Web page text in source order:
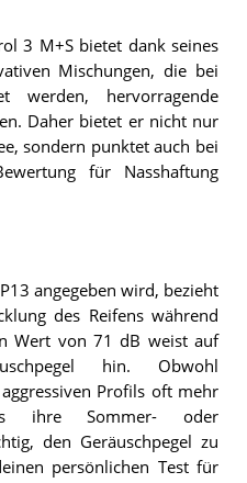
3 M+S bietet dank seines
Mischungen, die bei
werden, hervorragende
Daher bietet er nicht nur
sondern punktet auch bei
für Nasshaftung
angegeben wird, bezieht
des Reifens während
Wert von 71 dB weist auf
hin. Obwohl
Profils oft mehr
ihre Sommer- oder
den Geräuschpegel zu
persönlichen Test für